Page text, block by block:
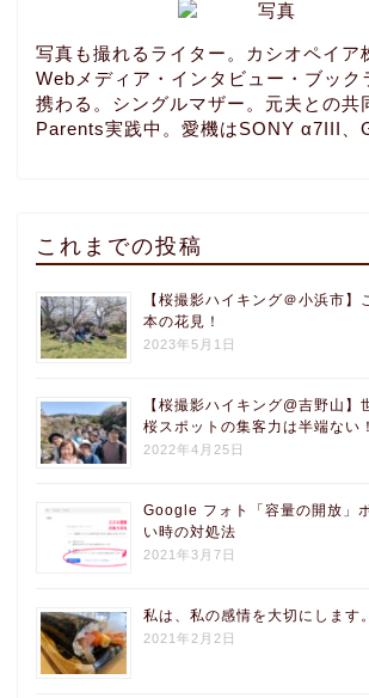
写真も撮れるライター。カシオペイア
Webメディア・インタビュー・ブック
携わる。シングルマザー。元夫との共
Parents実践中。愛機はSONY α7III、
これまでの投稿
【桜撮影ハイキング＠小浜市】
本の花見！
2023年5月1日
【桜撮影ハイキング@吉野山】
桜スポットの集客力は半端ない！
2022年4月25日
Google フォト「容量の開放」
い時の対処法
2021年3月7日
私は、私の感情を大切にします。
2021年2月2日